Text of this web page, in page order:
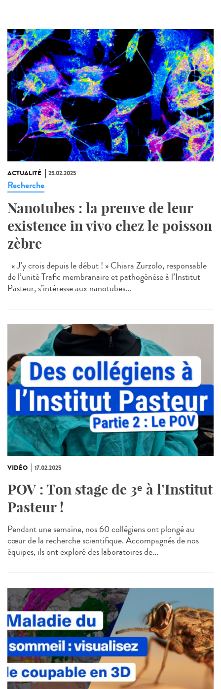
ACTUALITÉ 25.02.2025
Recherche
Nanotubes : la preuve de leur
existence in vivo chez le poisson
zèbre
« J’y crois depuis le début ! » Chiara Zurzolo, responsable
de l’unité Trafic membranaire et pathogénèse à l’Institut
Pasteur, s’intéresse aux nanotubes...
VIDÉO 17.02.2025
POV : Ton stage de 3ᵉ à l’Institut
Pasteur !
Pendant une semaine, nos 60 collégiens ont plongé au
cœur de la recherche scientifique. Accompagnés de nos
équipes, ils ont exploré des laboratoires de...